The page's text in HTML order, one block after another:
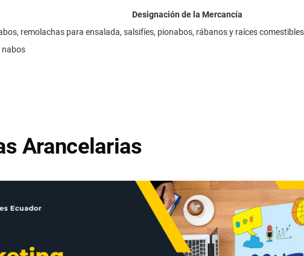
Designación de la Mercancía
remolachas para ensalada, salsifíes, pionabos, rábanos y raíces
nabos
Arancelarias